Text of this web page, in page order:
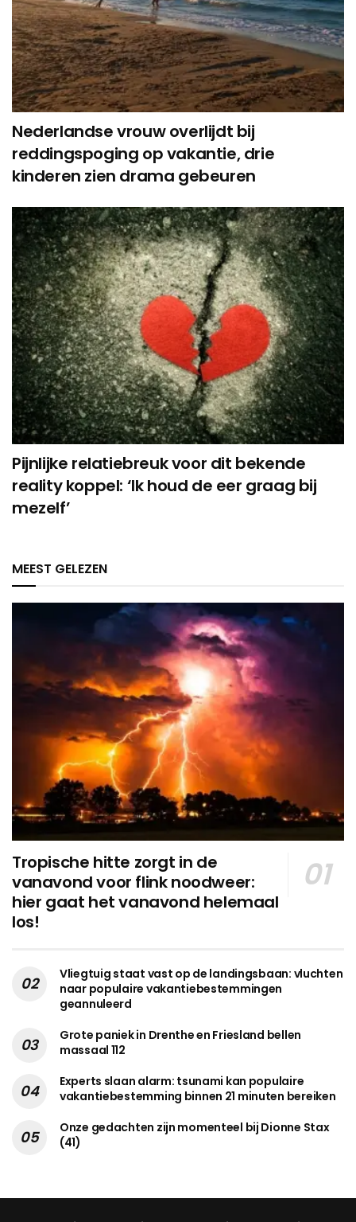
Nederlandse vrouw overlijdt bij
reddingspoging op vakantie, drie
kinderen zien drama gebeuren
Pijnlijke relatiebreuk voor dit bekende
reality koppel: ‘Ik houd de eer graag bij
mezelf’
MEEST GELEZEN
Tropische hitte zorgt in de
vanavond voor flink noodweer:
hier gaat het vanavond helemaal
los!
Vliegtuig staat vast op de landingsbaan: vluchten
naar populaire vakantiebestemmingen
geannuleerd
Grote paniek in Drenthe en Friesland bellen
massaal 112
Experts slaan alarm: tsunami kan populaire
vakantiebestemming binnen 21 minuten bereiken
Onze gedachten zijn momenteel bij Dionne Stax
(41)